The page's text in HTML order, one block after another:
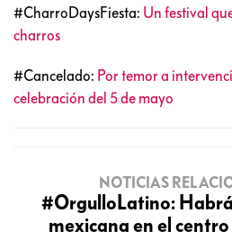
#CharroDaysFiesta: Un festival
charros
#Cancelado: Por temor a
celebración del 5 de mayo
NOTICIAS
#OrgulloLatino:
mexicana en el